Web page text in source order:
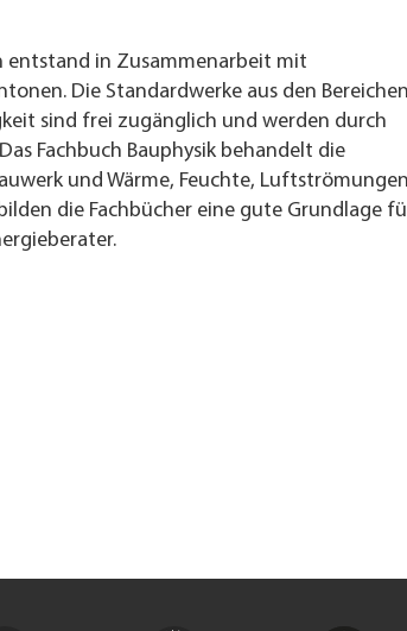
entstand in Zusammenarbeit mit
Die Standardwerke aus den Bereichen
sind frei zugänglich und werden durch
Fachbuch Bauphysik behandelt die
und Wärme, Feuchte,
die Fachbücher eine gute Grundlage